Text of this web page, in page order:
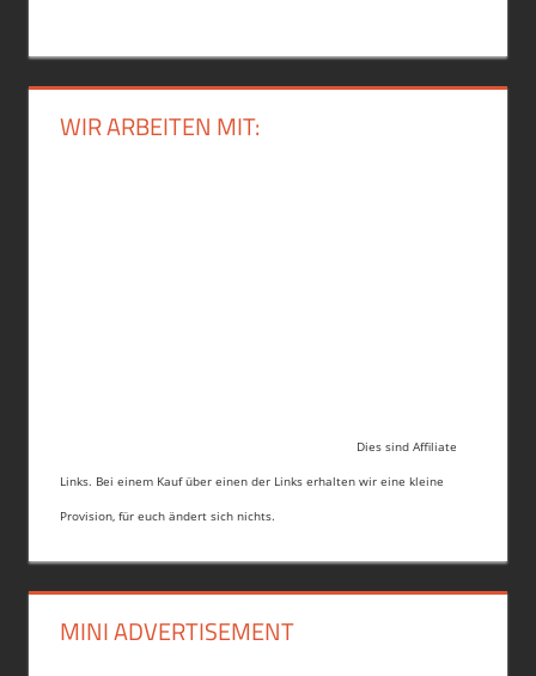
WIR ARBEITEN MIT:
Dies sind Affiliate
Links. Bei einem Kauf über einen der Links erhalten wir eine kleine
Provision, für euch ändert sich nichts.
MINI ADVERTISEMENT